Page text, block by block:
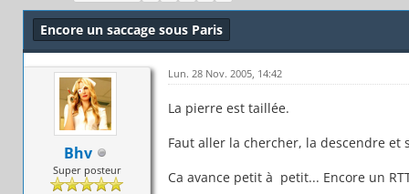
Encore un saccage sous Paris
Bhv
Super posteur
Lun. 28 Nov. 2005, 14:42
La pierre est taillée.
Faut aller la chercher, la descendre et
Ca avance petit à petit... Encore un